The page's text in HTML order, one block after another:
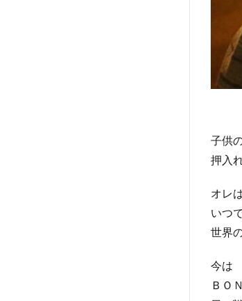
子供
押入
オレ
いつ
世界
今は
ＢＯ